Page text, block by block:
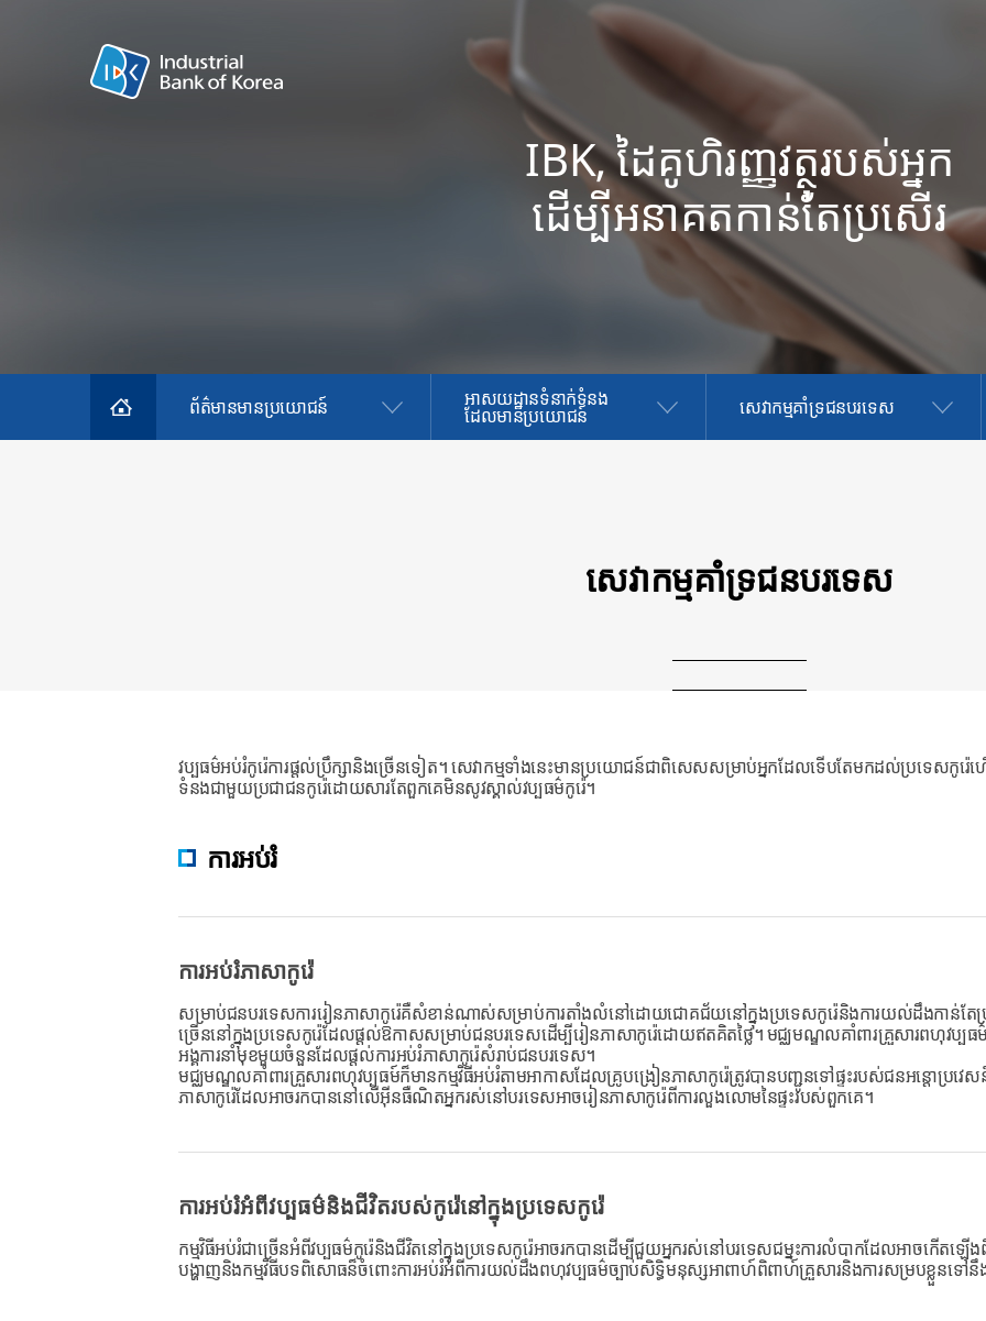
IBK, ដៃគូហិរញ្ញវត្ថុរបស់អ្នក
ដើម្បីអនាគតកាន់តែប្រសើរ
ព័ត៌មានមានប្រយោជន៍ អាសយដ្ឋានទំនាក់ទំនង
ដែលមានប្រយោជន៍ សេវាកម្មគាំទ្រជនបរទេស
សេវាកម្មគាំទ្រជនបរទេស
វប្បធម៌អប់រំកូរ៉េការផ្តល់ប្រឹក្សានិងច្រើនទៀត។ សេវាកម្មទាំងនេះមានប្រយោជន៍ជាពិសេសសម្រាប់អ្នកដែលទើបតែមកដល់ប្រទេសកូរ៉េ
ទំនងជាមួយប្រជាជនកូរ៉េដោយសារតែពួកគេមិនសូវស្គាល់វប្បធម៌កូរ៉េ។
ការអប់រំ
ការអប់រំភាសាកូរ៉េ
សម្រាប់ជនបរទេសការរៀនភាសាកូរ៉េគឺសំខាន់ណាស់សម្រាប់ការតាំងលំនៅដោយជោគជ័យនៅក្នុងប្រទេសកូរ៉េនិងការយល់ដឹងកាន់តែប្រ
ច្រើននៅក្នុងប្រទេសកូរ៉េដែលផ្តល់ឱកាសសម្រាប់ជនបរទេសដើម្បីរៀនភាសាកូរ៉េដោយឥតគិតថ្លៃ។ មជ្ឈមណ្ឌលគាំពារគ្រួសារពហុវប្
អង្គការនាំមុខមួយចំនួនដែលផ្តល់ការអប់រំភាសាកូរ៉េសំរាប់ជនបរទេស។
មជ្ឈមណ្ឌលគាំពារគ្រួសារពហុវប្បធម៍ក៏មានកម្មវិធីអប់រំតាមអាកាសដែលគ្រូបង្រៀនភាសាកូរ៉េត្រូវបានបញ្ជូនទៅផ្ទះរបស់ជនអន្តោប្រវេ
ភាសាកូរ៉េដែលអាចរកបាននៅលើអ៊ីនធឺណិតអ្នករស់នៅបរទេសអាចរៀនភាសាកូរ៉េពីការលួងលោមនៃផ្ទះរបស់ពួកគេ។
ការអប់រំអំពីវប្បធម៌និងជីវិតរបស់កូរ៉េនៅក្នុងប្រទេសកូរ៉េ
កម្មវិធីអប់រំជាច្រើនអំពីវប្បធម៌កូរ៉េនិងជីវិតនៅក្នុងប្រទេសកូរ៉េអាចរកបានដើម្បីជួយអ្នករស់នៅបរទេសជម្នះការលំបាកដែលអាចកើតឡ
បង្ហាញនិងកម្មវិធីបទពិសោធន៏ចំពោះការអប់រំអំពីការយល់ដឹងពហុវប្បធម៌ច្បាប់សិទ្ធិមនុស្សអាពាហ៍ពិពាហ៍គ្រួសារនិងការសម្របខ្លួនទៅនឹ